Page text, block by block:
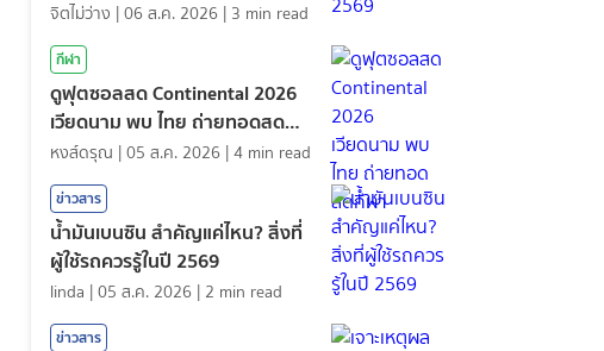
จิตไม่ว่าง |06 ส.ค. 2026 | 3 min read
กีฬา
ดูฟุตซอลสด Continental 2026
เวียดนาม พบ ไทย ถ่ายทอดสด
กีฬา
หงส์ดรุณ |05 ส.ค. 2026 |4 min read
ข่าวสาร
น้ำมันเบนซิน สำคัญแค่ไหน? สิ่งที่
ผู้ใช้รถควรรู้ในปี 2569
linda |05 ส.ค. 2026 | 2 min read
ข่าวสาร